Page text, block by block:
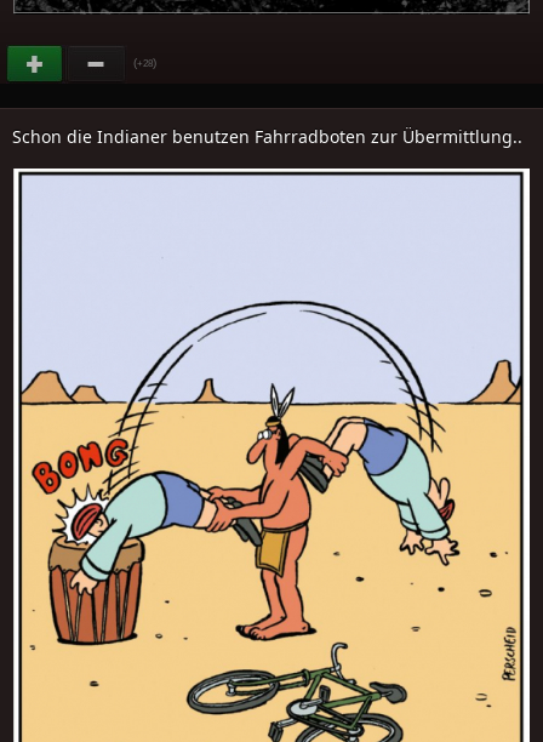
(+28)
Schon die Indianer benutzen Fahrradboten zur Übermittlung..